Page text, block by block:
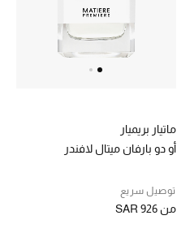
ماتيار بريميار
أو دو بارفان ميتال لافندر
توصيل سريع
من SAR 926